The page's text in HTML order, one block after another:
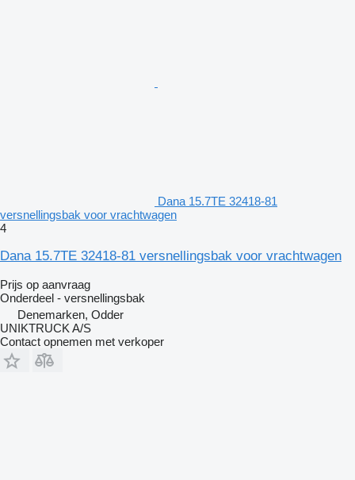
Dana 15.7TE 32418-81
versnellingsbak voor vrachtwagen
4
Dana 15.7TE 32418-81 versnellingsbak voor vrachtwagen
Prijs op aanvraag
Onderdeel - versnellingsbak
Denemarken, Odder
UNIKTRUCK A/S
Contact opnemen met verkoper